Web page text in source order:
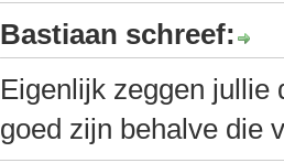
Bastiaan schreef:
Eigenlijk zeggen jullie
goed zijn behalve die